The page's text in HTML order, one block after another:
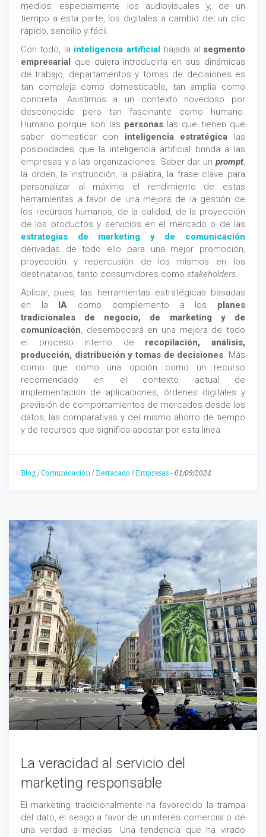
medios, especialmente los audiovisuales y, de un
tiempo a esta parte, los digitales a cambio del un clic
rápido, sencillo y fácil.
Con todo, la inteligencia artificialbajada al segmento
empresarial que quiera introducirla en sus dinámicas
de trabajo, departamentos y tomas de decisiones es
tan compleja como domesticable, tan amplia como
concreta. Asistimos a un contexto novedoso por
desconocido pero tan fascinante como humano.
Humano porque son las personaslas que tienen que
saber domesticar con inteligencia estratégica las
posibilidades que la inteligencia artificial brinda a las
empresas y a las organizaciones. Saber dar un prompt,
la orden, la instrucción, la palabra, la frase clave para
personalizar al máximo el rendimiento de estas
herramientas a favor de una mejora de la gestión de
los recursos humanos, de la calidad, de la proyección
de los productos y servicios en el mercado o de las
estrategias de marketing y de comunicación
derivadas de todo ello para una mejor promoción,
proyección y repercusión de los mismos en los
destinatarios, tanto consumidores como stakeholders.
Aplicar, pues, las herramientas estratégicas basadas
en la IA como complemento a los planes
tradicionales de negocio, de marketing y de
comunicación, desembocará en una mejora de todo
el proceso interno de recopilación, análisis,
producción, distribución y tomas de decisiones. Más
como que como una opción como un recurso
recomendado en el contexto actual de
implementación de aplicaciones, órdenes digitales y
previsión de comportamientos de mercados desde los
datos, las comparativas y del mismo ahorro de tiempo
y de recursos que significa apostar por esta línea.
Blog/ Comunicación / Destacado / Empresas - 01/09/2024
La veracidad al servicio del
marketing responsable
El marketing tradicionalmente ha favorecido la trampa
del dato, el sesgo a favor de un interés comercial o de
una verdad a medias. Una tendencia que ha virado